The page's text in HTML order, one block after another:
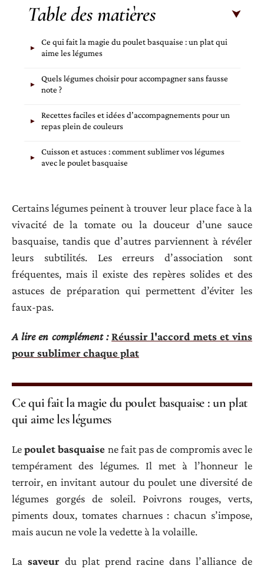
Table des matières
Ce qui fait la magie du poulet basquaise : un plat qui
aime les légumes
Quels légumes choisir pour accompagner sans fausse
note ?
Recettes faciles et idées d’accompagnements pour un
repas plein de couleurs
Cuisson et astuces : comment sublimer vos légumes
avec le poulet basquaise
Certains légumes peinent à trouver leur place face à la
vivacité de la tomate ou la douceur d’une sauce
basquaise, tandis que d’autres parviennent à révéler
leurs subtilités. Les erreurs d’association sont
fréquentes, mais il existe des repères solides et des
astuces de préparation qui permettent d’éviter les
faux-pas.
A lire en complément : Réussir l'accord mets et vins
pour sublimer chaque plat
Ce qui fait la magie du poulet basquaise : un plat
qui aime les légumes
Lepoulet basquaise ne fait pas de compromis avec le
tempérament des légumes. Il met à l’honneur le
terroir, en invitant autour du poulet une diversité de
légumes gorgés de soleil. Poivrons rouges, verts,
piments doux, tomates charnues : chacun s’impose,
mais aucun ne vole la vedette à la volaille.
La saveurdu plat prend racine dans l’alliance de